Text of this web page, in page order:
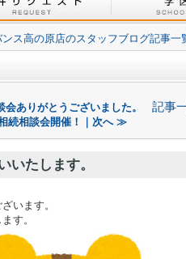
ス高の原店のスタッフブログ記事一
ありがとうございました。 記事
続相談会開催！｜次へ ≫
いたします。
います。
す。